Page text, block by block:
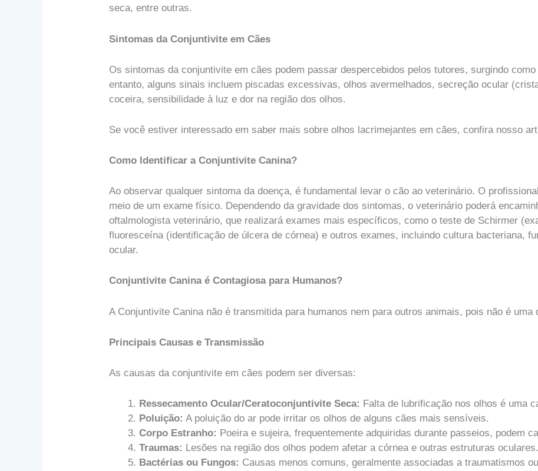
seca, entre outras.
Sintomas da Conjuntivite em Cães
Os sintomas da conjuntivite em cães podem passar despercebidos pelos tutores, surgindo
entanto, alguns sinais incluem piscadas excessivas, olhos avermelhados, secreção ocular
coceira, sensibilidade à luz e dor na região dos olhos.
Se você estiver interessado em saber mais sobre olhos lacrimejantes em cães, confira nosso
Como Identificar a Conjuntivite Canina?
Ao observar qualquer sintoma da doença, é fundamental levar o cão ao veterinário. O
meio de um exame físico. Dependendo da gravidade dos sintomas, o veterinário poderá
oftalmologista veterinário, que realizará exames mais específicos, como o teste de Schirmer
fluoresceína (identificação de úlcera de córnea) e outros exames, incluindo cultura bacteriana,
ocular.
Conjuntivite Canina é Contagiosa para Humanos?
A Conjuntivite Canina não é transmitida para humanos nem para outros animais, pois não é uma
Principais Causas e Transmissão
As causas da conjuntivite em cães podem ser diversas:
Ressecamento Ocular/Ceratoconjuntivite Seca: Falta de lubrificação nos olhos é uma
Poluição: A poluição do ar pode irritar os olhos de alguns cães mais sensíveis.
Corpo Estranho: Poeira e sujeira, frequentemente adquiridas durante passeios, podem
Traumas: Lesões na região dos olhos podem afetar a córnea e outras estruturas oculares.
Bactérias ou Fungos: Causas menos comuns, geralmente associadas a traumatismos